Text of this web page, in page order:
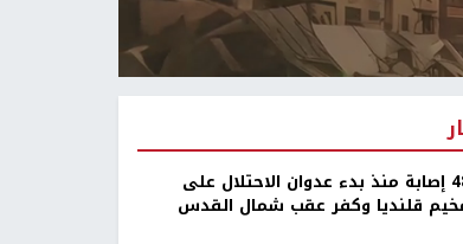
48 إصابة منذ بدء عدوان الاحتلال على
قلنديا وكفر عقب شمال القدس